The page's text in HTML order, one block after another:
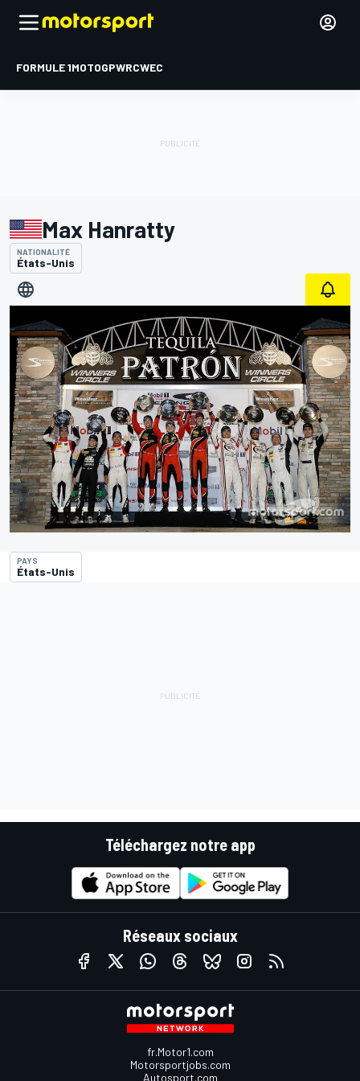
FORMULE 1MOTOGPWRCWEC
Max Hanratty
NATIONALITÉ
États-Unis
PAYS
États-Unis
Téléchargez notre app
Réseaux sociaux
fr.Motor1.com
Motorsportjobs.com
Autosport.com